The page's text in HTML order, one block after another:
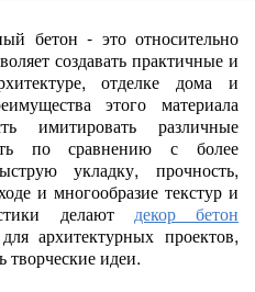
бетон - это относительно
создавать практичные и
отделке дома и
этого материала
имитировать различные
по сравнению с более
укладку, прочность,
и многообразие текстур и
делают декор бетон
архитектурных проектов,
творческие идеи.